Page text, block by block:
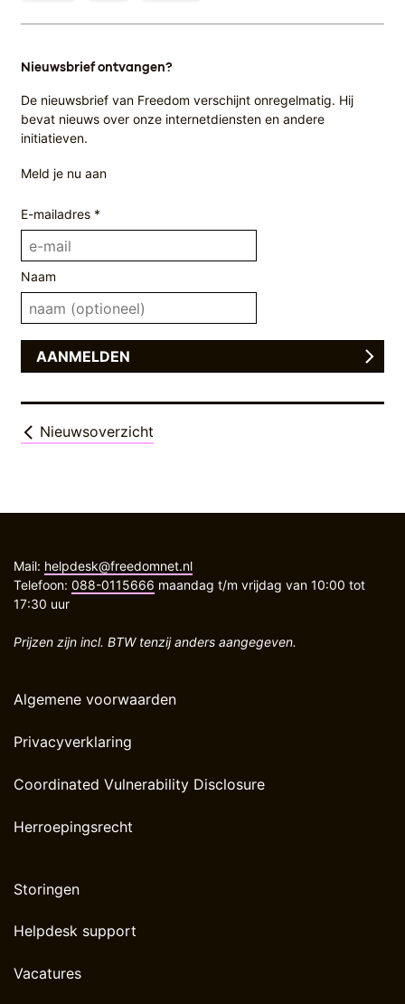
Nieuwsbrief ontvangen?
De nieuwsbrief van Freedom verschijnt onregelmatig. Hij
bevat nieuws over onze internetdiensten en andere
initiatieven.
Meld je nu aan
E-mailadres *
Naam
Nieuwsoverzicht
Mail: helpdesk@freedomnet.nl
Telefoon: 088-0115666 maandag t/m vrijdag van 10:00 tot
17:30 uur
Prijzen zijn incl. BTW tenzij anders aangegeven.
Algemene voorwaarden
Privacyverklaring
Coordinated Vulnerability Disclosure
Herroepingsrecht
Storingen
Helpdesk support
Vacatures